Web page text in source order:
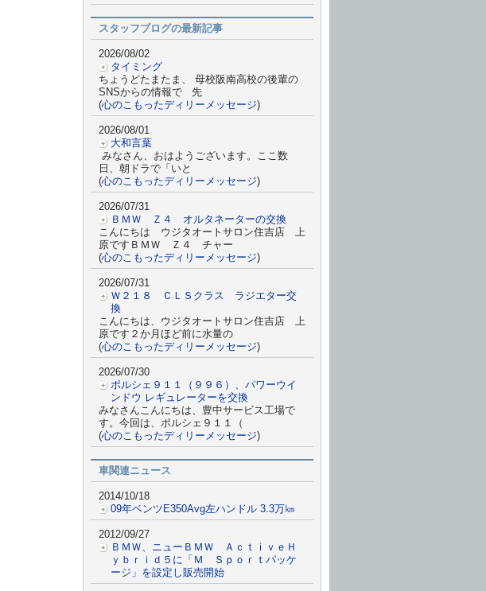
スタッフブログの最新記事
2026/08/02
タイミング
ちょうどたまたま、 母校阪南高校の後輩の
SNSからの情報で 先
(心のこもったディリーメッセージ)
2026/08/01
大和言葉
みなさん、おはようございます。ここ数
日、朝ドラで「いと
(心のこもったディリーメッセージ)
2026/07/31
ＢＭＷ Ｚ４ オルタネーターの交換
こんにちは ウジタオートサロン住吉店 上
原ですＢＭＷ Ｚ４ チャー
(心のこもったディリーメッセージ)
2026/07/31
Ｗ２１８ ＣＬＳクラス ラジエター交
換
こんにちは、ウジタオートサロン住吉店 上
原です２か月ほど前に水量の
(心のこもったディリーメッセージ)
2026/07/30
ポルシェ９１１（９９６）、パワーウイ
ンドウ レギュレーターを交換
みなさんこんにちは、豊中サービス工場で
す。今回は、ポルシェ９１１（
(心のこもったディリーメッセージ)
車関連ニュース
2014/10/18
09年ベンツE350Avg左ハンドル 3.3万㎞
2012/09/27
ＢＭＷ、ニューＢＭＷ ＡｃｔｉｖｅＨ
ｙｂｒｉｄ５に「Ｍ Ｓｐｏｒｔパッケ
ージ」を設定し販売開始